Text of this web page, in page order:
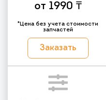
от 1990 ₸
*Цена без учета стоимости
запчастей
Заказать